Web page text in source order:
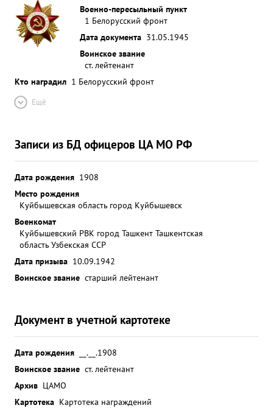
Военно-пересыльный пункт
1 Белорусский фронт
Дата документа 31.05.1945
Воинское звание
ст. лейтенант
Кто наградил 1 Белорусский фронт
Ещё
Записи из БД офицеров ЦА МО РФ
Дата рождения 1908
Место рождения
Куйбышевская область город Куйбышевск
Военкомат
Куйбышевский РВК город Ташкент Ташкентская
область Узбекская ССР
Дата призыва 10.09.1942
Воинское звание старший лейтенант
Документ в учетной картотеке
Дата рождения
__.__.1908
Воинское звание ст. лейтенант
Архив ЦАМО
Картотека Картотека награждений